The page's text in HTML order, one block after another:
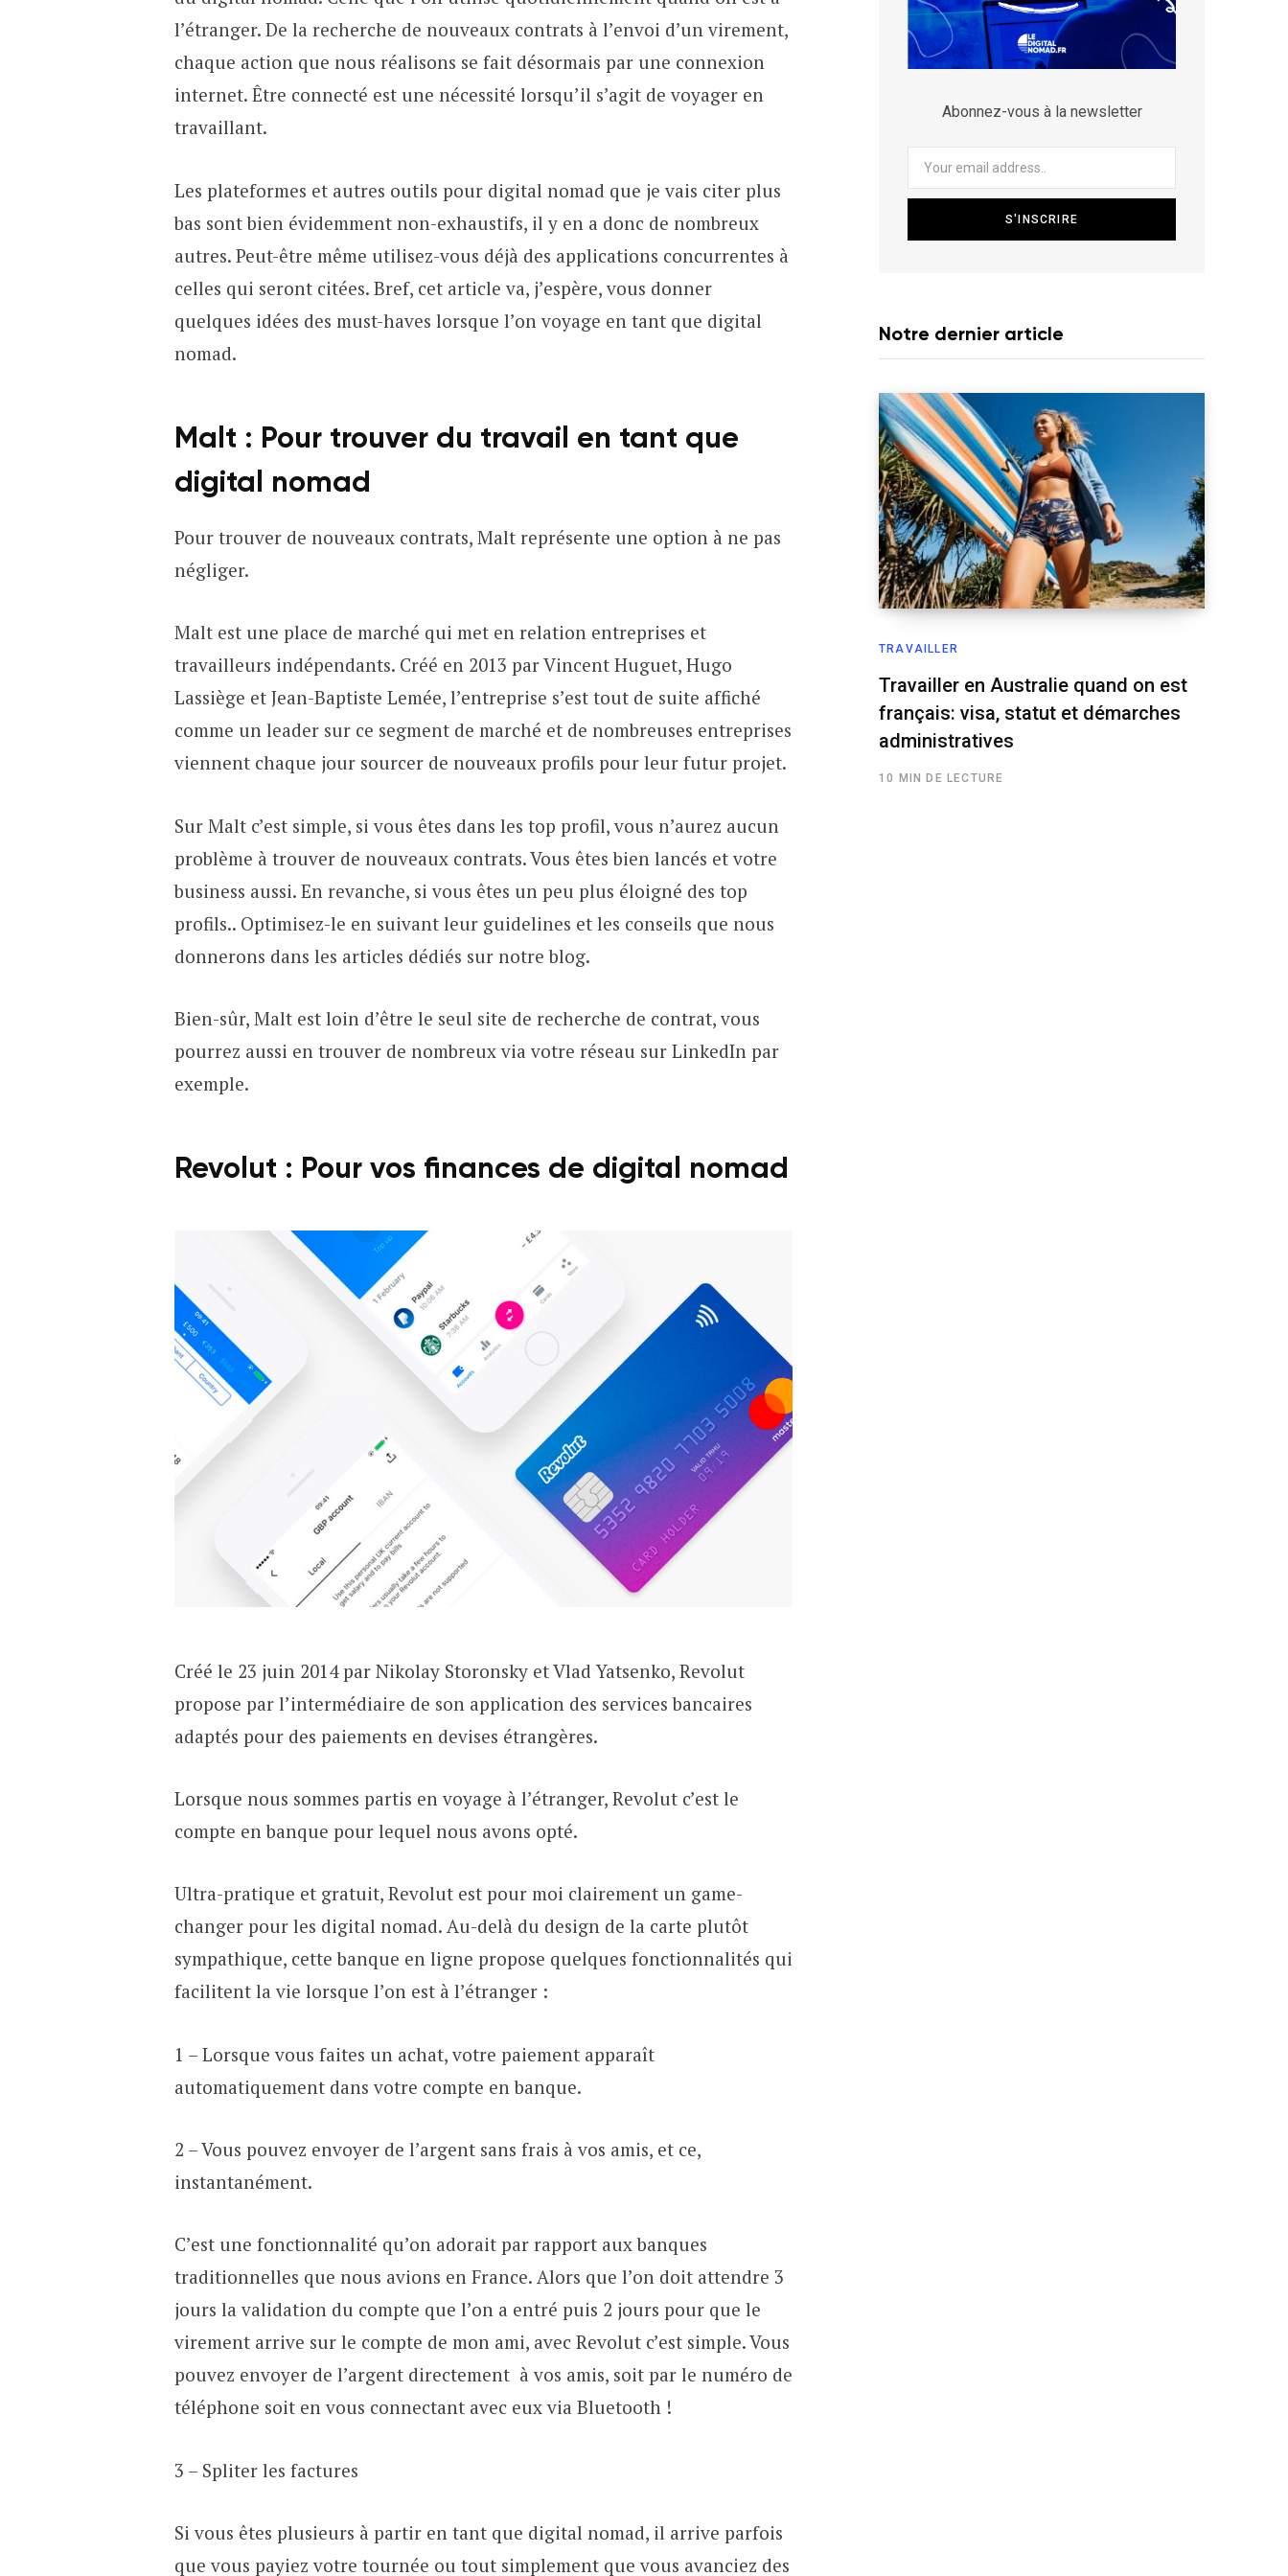
l’étranger. De la recherche de nouveaux contrats à l’envoi d’un virement,
chaque action que nous réalisons se fait désormais par une connexion
internet. Être connecté est une nécessité lorsqu’il s’agit de voyager en
travaillant.
Les plateformes et autres outils pour digital nomad que je vais citer plus
bas sont bien évidemment non-exhaustifs, il y en a donc de nombreux
autres. Peut-être même utilisez-vous déjà des applications concurrentes à
celles qui seront citées. Bref, cet article va, j’espère, vous donner
quelques idées des must-haves lorsque l’on voyage en tant que digital
nomad.
Malt : Pour trouver du travail en tant que
digital nomad
Pour trouver de nouveaux contrats, Malt représente une option à ne pas
négliger.
Malt est une place de marché qui met en relation entreprises et
travailleurs indépendants. Créé en 2013 par Vincent Huguet, Hugo
Lassiège et Jean-Baptiste Lemée, l’entreprise s’est tout de suite affiché
comme un leader sur ce segment de marché et de nombreuses entreprises
viennent chaque jour sourcer de nouveaux profils pour leur futur projet.
Sur Malt c’est simple, si vous êtes dans les top profil, vous n’aurez aucun
problème à trouver de nouveaux contrats. Vous êtes bien lancés et votre
business aussi. En revanche, si vous êtes un peu plus éloigné des top
profils.. Optimisez-le en suivant leur guidelines et les conseils que nous
donnerons dans les articles dédiés sur notre blog.
Bien-sûr, Malt est loin d’être le seul site de recherche de contrat, vous
pourrez aussi en trouver de nombreux via votre réseau sur LinkedIn par
exemple.
Revolut : Pour vos finances de digital nomad
Créé le 23 juin 2014 par Nikolay Storonsky et Vlad Yatsenko, Revolut
propose par l’intermédiaire de son application des services bancaires
adaptés pour des paiements en devises étrangères.
Lorsque nous sommes partis en voyage à l’étranger, Revolut c’est le
compte en banque pour lequel nous avons opté.
Ultra-pratique et gratuit, Revolut est pour moi clairement un game-
changer pour les digital nomad. Au-delà du design de la carte plutôt
sympathique, cette banque en ligne propose quelques fonctionnalités qui
facilitent la vie lorsque l’on est à l’étranger :
1 – Lorsque vous faites un achat, votre paiement apparaît
automatiquement dans votre compte en banque.
2 – Vous pouvez envoyer de l’argent sans frais à vos amis, et ce,
instantanément.
C’est une fonctionnalité qu’on adorait par rapport aux banques
traditionnelles que nous avions en France. Alors que l’on doit attendre 3
jours la validation du compte que l’on a entré puis 2 jours pour que le
virement arrive sur le compte de mon ami, avec Revolut c’est simple. Vous
pouvez envoyer de l’argent directement à vos amis, soit par le numéro de
téléphone soit en vous connectant avec eux via Bluetooth !
3 – Spliter les factures
Si vous êtes plusieurs à partir en tant que digital nomad, il arrive parfois
que vous payiez votre tournée ou tout simplement que vous avanciez des
Abonnez-vous à la newsletter
Notre dernier article
TRAVAILLER
Travailler en Australie quand on est
français: visa, statut et démarches
administratives
10 MIN DE LECTURE